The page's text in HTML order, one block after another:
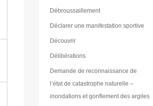
Débroussaillement
Déclarer une manifestation sportive
Découvrir
Délibérations
Demande de reconnaissance de
l’état de catastrophe naturelle –
inondations et gonflement des argiles